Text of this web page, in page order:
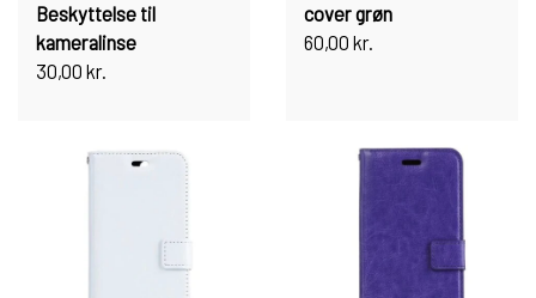
Beskyttelse til
kameralinse
30,00 kr.
cover grøn
60,00 kr.